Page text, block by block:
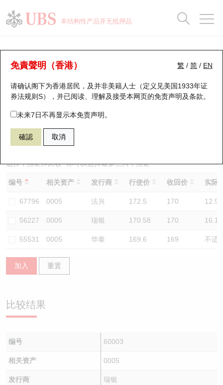
本结构性产品并无抵押品
繁 / 简 / EN
免責聲明（香港）
请确认阁下为香港居民，及并非美籍人士（定义见美国1933年证
券法规则S），并已阅读、理解及接受本网页的免责声明及条款。
未来7日不再显示本免责声明。
確認 取消
牛熊证分析仪
表现 街货统计 比较
60003 瑞银熊证 0005 汇丰控股
选择牛熊证作比较 *你可以选择最多三只牛熊证
编号 相关资产 发行商 行使价 收回价 实际
67796 0005 法兴 172.5 170 12.9
56227 0005 瑞银 170.58 170 16.1
55531 0005 华泰 169.6 169 不适
加入 重置
比较结果
编号 60003
相关资产 0005
发行商 瑞银
瑞银认股证一览
新发行瑞银认股证
即将到期认股证
认股证到期结算价查找
认股证分析仪
认股证速算机
认股证/牛熊证日志
认股证文件及公告
街货统计
比较
牛熊全景快搜
牛熊证搜寻
牛熊证街货分布图
正股牛熊证列表
新发行瑞银牛熊证
已收回牛熊证剩余价值
牛熊证到期结算价查找
牛熊证分析仪
牛熊证文件及公告
牛熊证文件及公告 (瑞信)
街货统计
比较
十大升幅/跌幅
十大认股证成交分布
十天股证占大市成交
资金流
街货统计
三十大平均引伸波幅
正股分析仪
二十大活跃股份
恒指成份股
国指成份股
科指成份股
相关资产沽空
中资ETFs溢价比较
AH 股价对照
ADR
收市竞价变化
持股比重
显示所有持股比重
每月轮证大市专题
轮证专栏
讲座及教育短片
认股证投资者教育
牛熊证投资者教育
认股证牛熊证常问问题